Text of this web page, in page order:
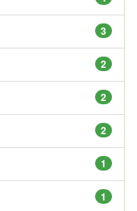
3
2
2
2
1
1